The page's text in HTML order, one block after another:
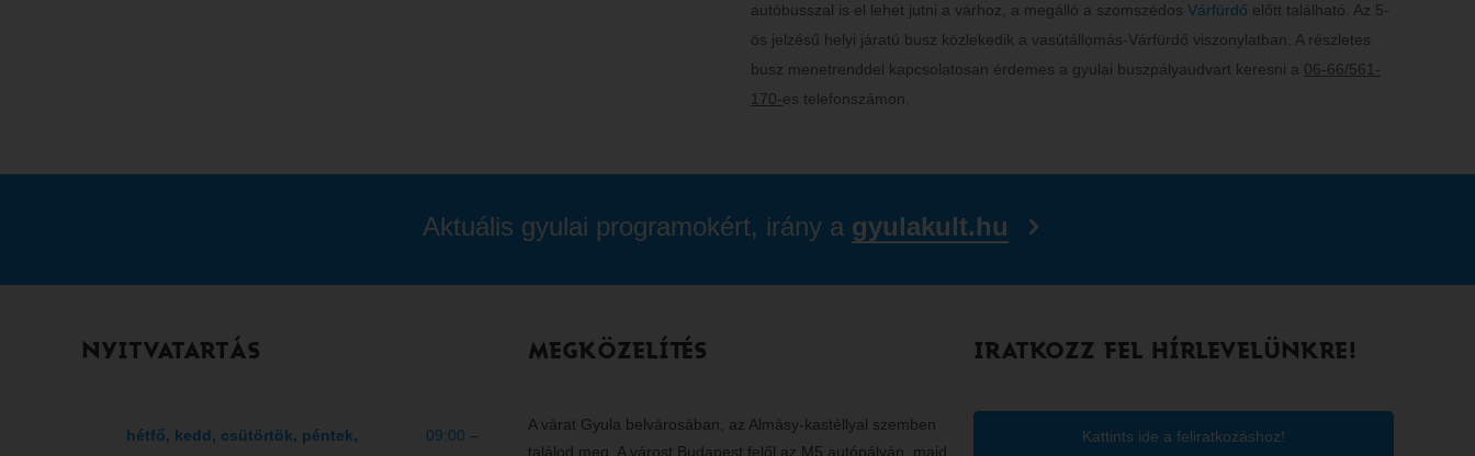
autóbusszal is el lehet jutni a várhoz, a megálló a szomszédosVárfürdő előtt található. Az 5-
ös jelzésű helyi járatú busz közlekedik a vasútállomás-Várfürdő viszonylatban. A részletes
busz menetrenddel kapcsolatosan érdemes a gyulai buszpályaudvart keresni a 06-66/561-
170-es telefonszámon.
Aktuális gyulai programokért, irány a gyulakult.hu
NYITVATARTÁS
hétfő, kedd, csütörtök, péntek,
09:00 –
MEGKÖZELÍTÉS
A várat Gyula belvárosában, az Almásy-kastéllyal szemben
találod meg. A várost Budapest felől az M5 autópályán, majd
IRATKOZZ FEL HÍRLEVELÜNKRE!
Kattints ide a feliratkozáshoz!